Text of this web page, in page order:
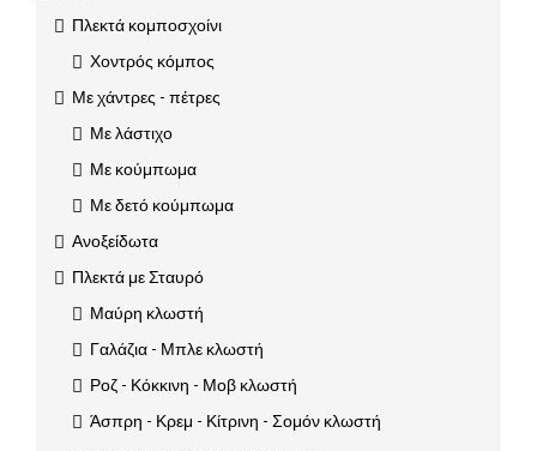
Πλεκτά κομποσχοίνι
Χοντρός κόμπος
Με χάντρες - πέτρες
Με λάστιχο
Με κούμπωμα
Με δετό κούμπωμα
Ανοξείδωτα
Πλεκτά με Σταυρό
Μαύρη κλωστή
Γαλάζια - Μπλε κλωστή
Ροζ - Κόκκινη - Μοβ κλωστή
Άσπρη - Κρεμ - Κίτρινη - Σομόν κλωστή